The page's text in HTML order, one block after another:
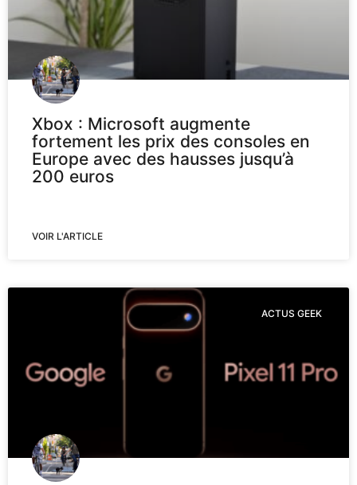
Xbox : Microsoft augmente
fortement les prix des consoles en
Europe avec des hausses jusqu’à
200 euros
VOIR L'ARTICLE
ACTUS GEEK